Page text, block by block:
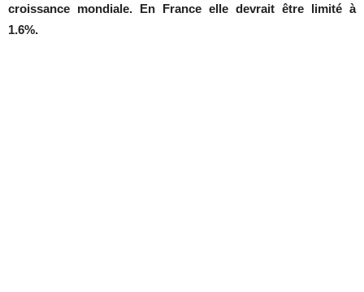
croissance mondiale. En France elle devrait être limité à
1.6%.